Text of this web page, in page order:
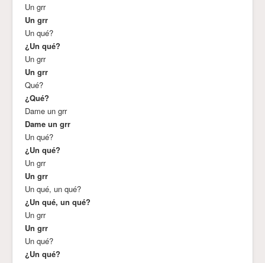
Un grr
Un grr
Un qué?
¿Un qué?
Un grr
Un grr
Qué?
¿Qué?
Dame un grr
Dame un grr
Un qué?
¿Un qué?
Un grr
Un grr
Un qué, un qué?
¿Un qué, un qué?
Un grr
Un grr
Un qué?
¿Un qué?